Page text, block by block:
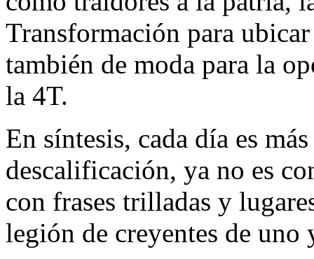
Transformación para
también de moda para la
la 4T.
En síntesis, cada día es
descalificación, ya no es
con frases trilladas y
legión de creyentes de uno